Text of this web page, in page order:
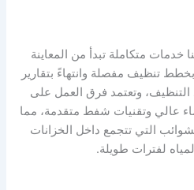
متكاملة تبدأ من المعاينة
تنظيف مفصلة وانتهاءً بتقارير
التنظيف، وتعتمد فرق العمل على
عالي وتقنيات شفط متقدمة، مما
التي تتجمع داخل الخزانات
لفترات طويلة.